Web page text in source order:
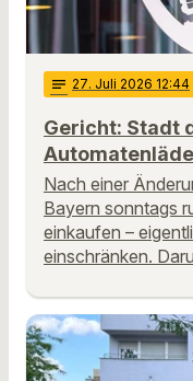
notes 27. Juli 2026 12:44
Gericht: Stadt
Nach einer
Bayern sonntags
einkaufen –
einschränken.